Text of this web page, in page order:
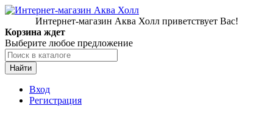
Интернет-магазин Аква Холл приветствует Вас!
Корзина ждет
Выберите любое предложение
Найти
Вход
Регистрация